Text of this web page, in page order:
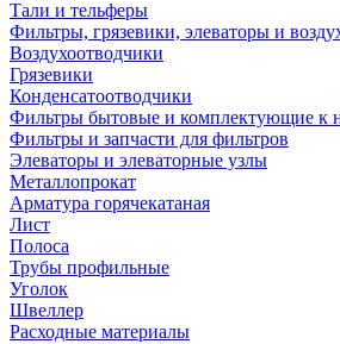
Тали и тельферы
Фильтры, грязевики, элеваторы и
Воздухоотводчики
Грязевики
Конденсатоотводчики
Фильтры бытовые и комплектующие к
Фильтры и запчасти для фильтров
Элеваторы и элеваторные узлы
Металлопрокат
Арматура горячекатаная
Лист
Полоса
Трубы профильные
Уголок
Швеллер
Расходные материалы